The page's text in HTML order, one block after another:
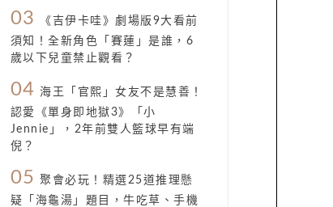
03
《吉伊卡哇》劇場版9大看前
須知！全新角色「賽蓮」是誰，6
歲以下兒童禁止觀看？
04 海王「官熙」女友不是慧善！
認愛《單身即地獄3》「小
Jennie」，2年前雙人籃球早有端
倪？
05 聚會必玩！精選25道推理懸
疑「海龜湯」題目，牛吃草、手機